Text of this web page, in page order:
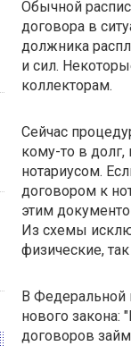
Обычной
договора в
должника
и сил.
коллекторам.
Сейчас
кому-то в долг,
нотариусом.
договором к
этим
Из схемы
физические,
В Федеральной
нового закона:
договоров